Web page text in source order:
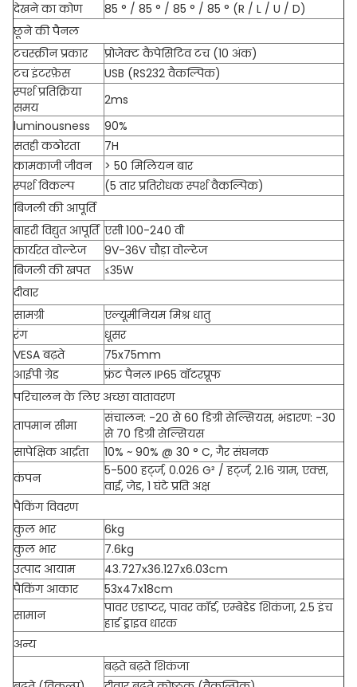
देखने का कोण
85 ° / 85 ° / 85 ° / 85 ° (R / L / U / D)
छूने की पैनल
टचस्क्रीन प्रकार
प्रोजेक्ट कैपेसिटिव टच (10 अंक)
टच इंटरफ़ेस
USB (RS232 वैकल्पिक)
स्पर्श प्रतिक्रिया
समय
2ms
luminousness
90%
सतही कठोरता
7H
कामकाजी जीवन
> 50 मिलियन बार
स्पर्श विकल्प
(5 तार प्रतिरोधक स्पर्श वैकल्पिक)
बिजली की आपूर्ति
बाहरी विद्युत आपूर्ति एसी 100-240 वी
कार्यरत वोल्टेज
9V-36V चौड़ा वोल्टेज
बिजली की खपत
≤35W
दीवार
सामग्री
एल्यूमीनियम मिश्र धातु
रंग
धूसर
VESA बढ़ते
75x75mm
आईपी ​​ग्रेड
फ्रंट पैनल IP65 वॉटरप्रूफ
परिचालन के लिए अच्छा वातावरण
तापमान सीमा
संचालन: -20 से 60 डिग्री सेल्सियस, भंडारण: -30
से 70 डिग्री सेल्सियस
सापेक्षिक आर्द्रता
10% ~ 90% @ 30 ° C, गैर संघनक
कंपन
5-500 हर्ट्ज, 0.026 G² / हर्ट्ज, 2.16 ग्राम, एक्स,
वाई, जेड, 1 घंटे प्रति अक्ष
पैकिंग विवरण
कुल भार
6kg
कुल भार
7.6kg
उत्पाद आयाम
43.727x36.127x6.03cm
पैकिंग आकार
53x47x18cm
सामान
पावर एडाप्टर, पावर कॉर्ड, एम्बेडेड शिकंजा, 2.5 इंच
हार्ड ड्राइव धारक
अन्य
बढ़ते बढ़ते शिकंजा